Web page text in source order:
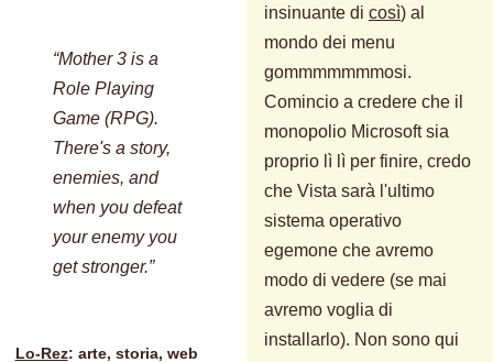
“Mother 3 is a
Role Playing
Game (RPG).
There's a story,
enemies, and
when you defeat
your enemy you
get stronger.”
Lo-Rez: arte, storia, web
insinuante di così) al
mondo dei menu
gommmmmmmosi.
Comincio a credere che il
monopolio Microsoft sia
proprio lì lì per finire, credo
che Vista sarà l'ultimo
sistema operativo
egemone che avremo
modo di vedere (se mai
avremo voglia di
installarlo). Non sono qui